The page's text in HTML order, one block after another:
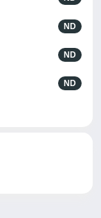
ND
ND
ND